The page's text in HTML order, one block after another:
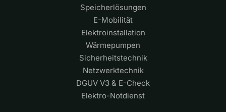
Speicherlösungen
E-Mobilität
Elektroinstallation
Wärmepumpen
Sicherheitstechnik
Netzwerktechnik
DGUV V3 & E-Check
Elektro-Notdienst